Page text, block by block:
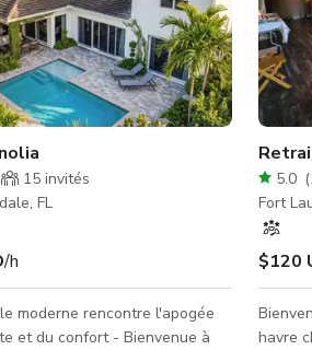
et une
15 invités
FL
/h
moderne rencontre l'apogée
et du confort - Bienvenue à
5.0 (
Fort
$120
havre